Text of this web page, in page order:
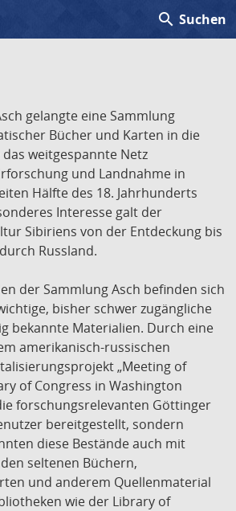
search Suchen
gelangte eine Sammlung
Bücher und Karten in die
weitgespannte Netz
und Landnahme in
Hälfte des 18. Jahrhunderts
Interesse galt der
Sibiriens von der Entdeckung bis
Russland.
der Sammlung Asch befinden sich
bisher schwer zugängliche
bekannte Materialien. Durch eine
amerikanisch-russischen
„Meeting of
of Congress in Washington
forschungsrelevanten Göttinger
bereitgestellt, sondern
diese Bestände auch mit
seltenen Büchern,
und anderem Quellenmaterial
wie der Library of